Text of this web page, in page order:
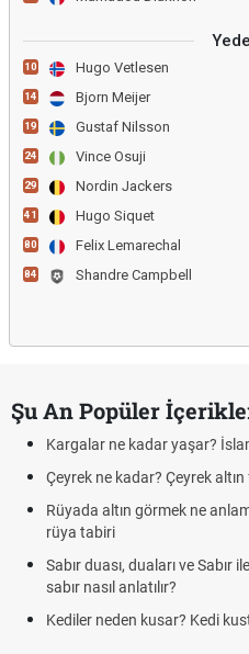
10 Hugo Vetlesen
14 Bjorn Meijer
19 Gustaf Nilsson
24 Vince Osuji
29 Nordin Jackers
41 Hugo Siquet
80 Felix Lemarechal
84 Shandre Campbell
Şu An Popüler
Kargalar ne kadar yaşar?
Çeyrek ne kadar? Çeyrek altın
Rüyada altın görmek ne
rüya tabiri
Sabır duası, duaları ve
sabır nasıl anlatılır?
Kediler neden kusar? Kedi